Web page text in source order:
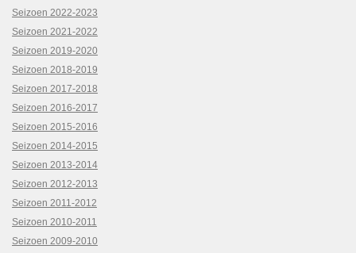
Seizoen 2022-2023
Seizoen 2021-2022
Seizoen 2019-2020
Seizoen 2018-2019
Seizoen 2017-2018
Seizoen 2016-2017
Seizoen 2015-2016
Seizoen 2014-2015
Seizoen 2013-2014
Seizoen 2012-2013
Seizoen 2011-2012
Seizoen 2010-2011
Seizoen 2009-2010